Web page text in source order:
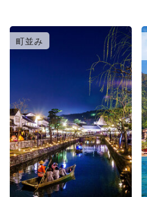
町並み